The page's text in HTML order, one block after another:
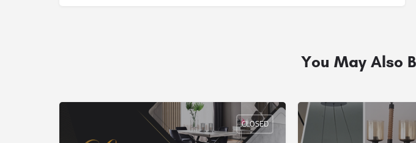
You May Also
CLOSED